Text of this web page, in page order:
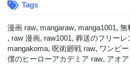
第6話
第4話
2年前
第3話
2年前
第2話 第1
Tags
漫画 raw, mangaraw, manga1001, 無
, raw 漫画, raw1001, 葬送のフリーレ
mangakoma, 呪術廻戦 raw, ワンピ
僕のヒーローアカデミア raw, アオ